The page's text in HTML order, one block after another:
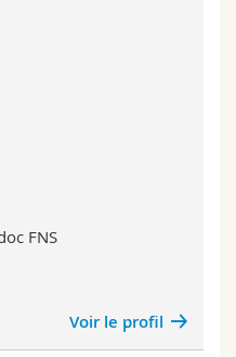
FNS
Voir le profil